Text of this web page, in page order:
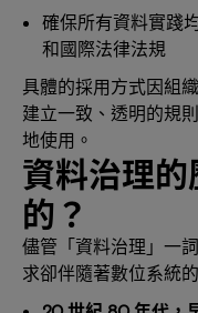
確保所有資料實踐
和國際法律法規
具體的採用方式因組
建立一致、透明的規
地使用。
資料治理
的？
儘管「資料治理」一
求卻伴隨著數位系統